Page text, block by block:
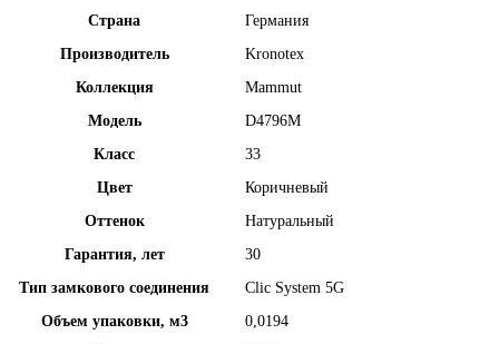
Страна
Германия
Производитель
Kronotex
Коллекция
Mammut
Модель
D4796M
Класс
33
Цвет
Коричневый
Оттенок
Натуральный
Гарантия, лет
30
Тип замкового соединения
Clic System 5G
Объем упаковки, м3
0,0194